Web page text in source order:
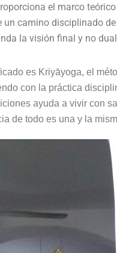
el marco
un camino disciplinado
la visión final y no
es Kriyāyoga, el
con la práctica
ayuda a vivir con
de todo es una y la